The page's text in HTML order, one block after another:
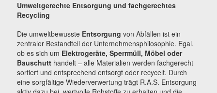
Umweltgerechte Entsorgung und fachgerechtes
Recycling
Die umweltbewusste Entsorgung von Abfällen ist ein
zentraler Bestandteil der Unternehmensphilosophie. Egal,
ob es sich um Elektrogeräte, Sperrmüll, Möbel oder
Bauschutt handelt – alle Materialien werden fachgerecht
sortiert und entsprechend entsorgt oder recycelt. Durch
eine sorgfältige Wiederverwertung trägt R.A.S. Entsorgung